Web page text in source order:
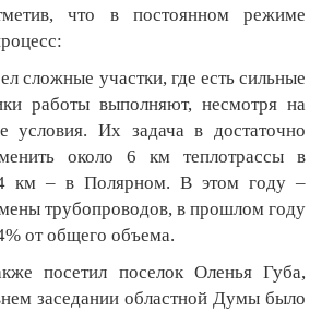
что в постоянном режиме
сложные участки, где есть сильные
работы выполняют, несмотря на
условия. Их задача в достаточно
около 6 км теплотрассы в
км – в Полярном. В этом году –
трубопроводов, в прошлом году
от общего объема.
посетил поселок Оленья Губа,
заседании областной Думы было